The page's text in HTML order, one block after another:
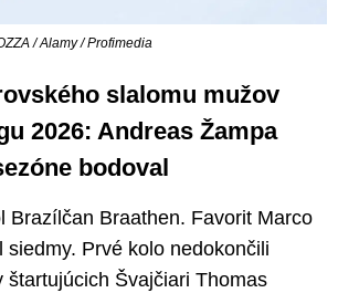
/ Alamy / Profimedia
slalomu mužov
2026: Andreas Žampa
bodoval
Brazílčan Braathen. Favorit Marco
siedmy. Prvé kolo nedokončili
štartujúcich Švajčiari Thomas